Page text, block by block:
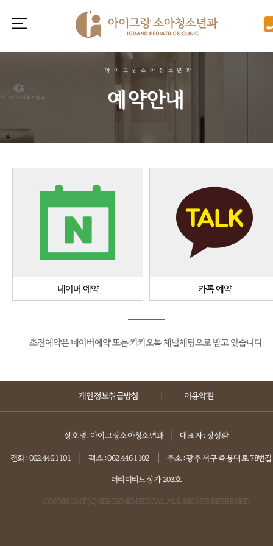
아이그랑소아청소년과
예약안내
네이버 예약 카톡 예약
초진예약은 네이버예약 또는 카카오톡 채널채팅으로 받고 있습니다.
개인정보취급방침 | 이용약관
상호명 : 아이그랑소아청소년과 대표자 : 장성환
전화 : 062.446.1101 팩스 : 062.446.1102 주소 : 광주 서구 죽봉대로 78번길
더리미티드상가 203호
COPYRIGHT (C) SEEGENEMEDICAL ALL RIGHTS RESERVED.